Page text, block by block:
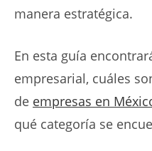
manera estratégica.
En esta guía
empresarial, cuáles
de empresas en
qué categoría se